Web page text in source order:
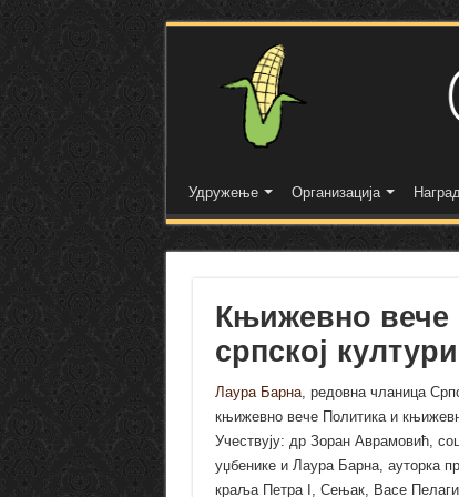
Удружење Организација
Књижевно вече
српској култури
Лаура Барна, редовна чланица
књижевно вече Политика и
Учествују: др Зоран Аврамовић,
уџбенике и Лаура Барна, ауторка
краља Петра I, Сењак, Васе